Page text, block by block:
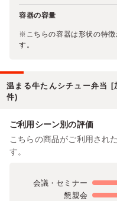
容器の容量
※こちらの容器は形状の特徴
す。
温まる牛たんシチュー弁当
件)
ご利用シーン別の評価
こちらの商品がご利用され
す。
会議・セミナー
懇親会